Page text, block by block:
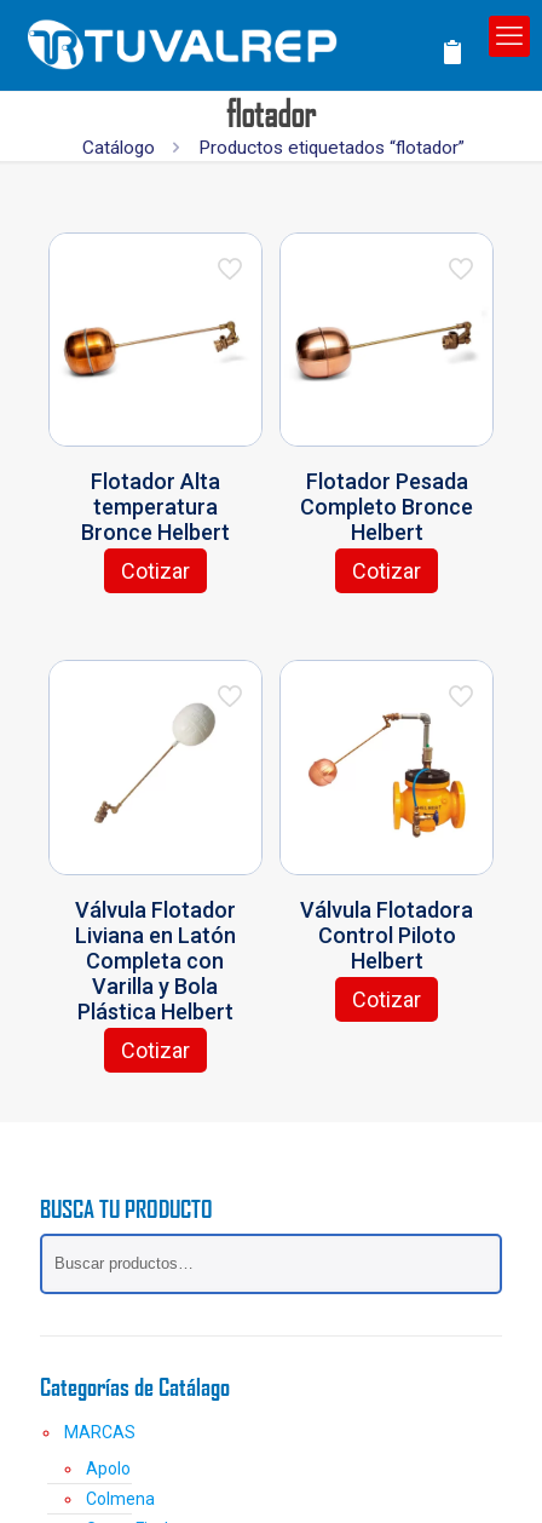
flotador
Catálogo Productos etiquetados “flotador”
Flotador Alta
temperatura
Bronce Helbert
Cotizar
Este
múltiples
pueden
elegir
de
producto
Flotador Pesada
Completo Bronce
Helbert
Cotizar
Este
múltiples
opciones
se
pueden
de
producto
Válvula Flotador
Liviana en Latón
Completa con
Varilla y Bola
Plástica Helbert
Cotizar
Válvula Flotadora
Control Piloto
Helbert
Cotizar
Este
elegir
la
BUSCA TU PRODUCTO
Categorías de Catálago
MARCAS
Apolo
Colmena